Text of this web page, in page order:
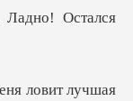
ловит лучшая